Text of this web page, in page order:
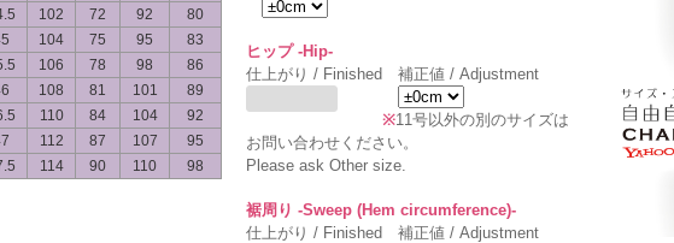
102 72 92
80
104 75 95
83
106 78 98
86
108 81 101
89
110 84 104
92
112 87 107
95
114 90 110 98
ヒップ -Hip-
仕上がり / Finished
補正値 / Adjustment
※11号以外の別のサイズは
お問い合わせください。
Please ask Other size.
裾周り -Sweep (Hem circumference)-
仕上がり / Finished
補正値 / Adjustment